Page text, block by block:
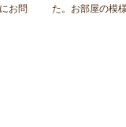
お問
た。お部屋の模